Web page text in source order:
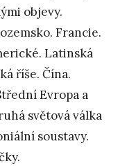
objevy.
Francie.
Latinská
říše. Čína.
Evropa a
světová válka
soustavy.